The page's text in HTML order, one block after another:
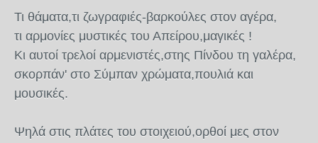
Τι θάματα,τι ζωγραφιές-βαρκούλες στον αγέρα,
τι αρμονίες μυστικές του Απείρου,μαγικές !
Κι αυτοί τρελοί αρμενιστές,στης Πίνδου τη γαλέρα,
σκορπάν' στο Σύμπαν χρώματα,πουλιά και
μουσικές.
Ψηλά στις πλάτες του στοιχειού,ορθοί μες στον